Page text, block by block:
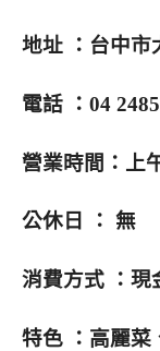
地址 ：台中市
電話 ：04
營業時間：上
公休日 ： 無
消費方式 ：現
特色 ：高麗菜